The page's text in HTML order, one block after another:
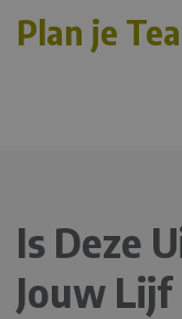
Plan je
Is Deze
Jouw Lijf